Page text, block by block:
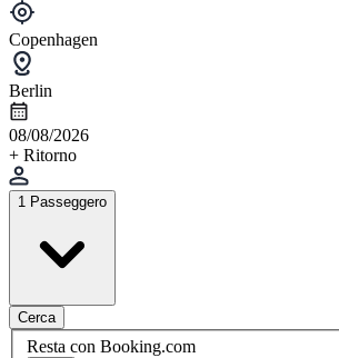
Copenhagen
Berlin
08/08/2026
+ Ritorno
1 Passeggero
Cerca
Resta con Booking.com